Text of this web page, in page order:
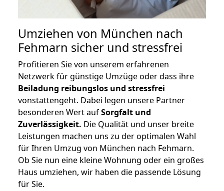
Umziehen von München nach
Fehmarn sicher und stressfrei
Profitieren Sie von unserem erfahrenen
Netzwerk für günstige Umzüge oder dass ihre
Beiladung reibungslos und stressfrei
vonstattengeht. Dabei legen unsere Partner
besonderen Wert aufSorgfalt und
Zuverlässigkeit. Die Qualität und unser breite
Leistungen machen uns zu der optimalen Wahl
für Ihren Umzug von München nach Fehmarn.
Ob Sie nun eine kleine Wohnung oder ein großes
Haus umziehen, wir haben die passende Lösung
für Sie.